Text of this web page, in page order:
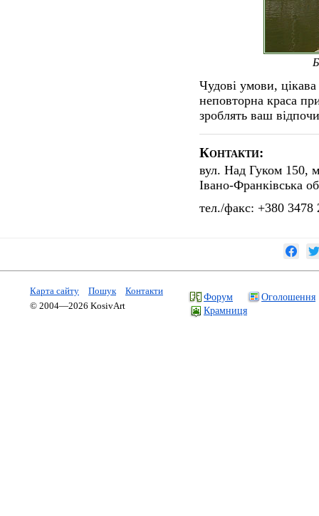
Чудові умови,
неповторна краса
зроблять ваш
Контакти:
вул. Над Гуком 150,
Івано-Франківська
тел./факс: +380 3478
Карта сайту Пошук
Контакти
© 2004—2026 KosivArt
Форум
Оголошення
Крамниця